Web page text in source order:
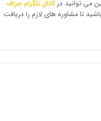
می توانید درکانال تلگرام جزاف
تا مشاوره های لازم را دریافت